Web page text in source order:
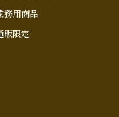
務用商品
販限定